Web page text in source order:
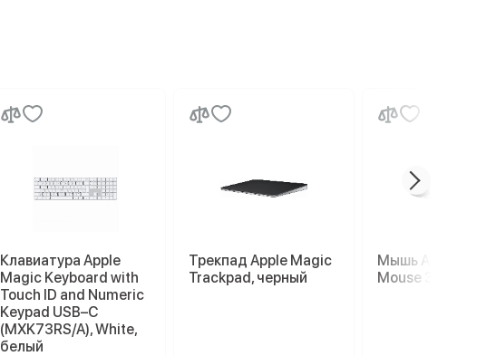
Клавиатура Apple
Magic Keyboard with
Touch ID and Numeric
Keypad USB–C
(MXK73RS/A), White,
белый
Трекпад Apple Magic
Trackpad, черный
Мышь Apple
Mouse 3, черный